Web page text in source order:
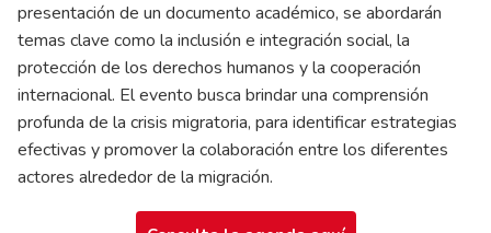
presentación de un documento académico, se abordarán
temas clave como la inclusión e integración social, la
protección de los derechos humanos y la cooperación
internacional. El evento busca brindar una comprensión
profunda de la crisis migratoria, para identificar estrategias
efectivas y promover la colaboración entre los diferentes
actores alrededor de la migración.